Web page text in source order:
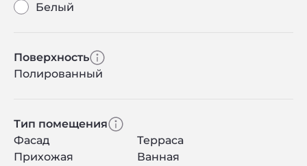
Белый
Поверхность
Полированный
Тип помещения
Фасад
Терраса
Прихожая
Ванная